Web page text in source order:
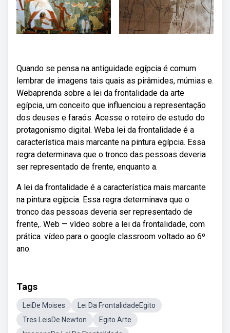
Quando se pensa na antiguidade egípcia é comum
lembrar de imagens tais quais as pirâmides, múmias e.
Webaprenda sobre a lei da frontalidade da arte
egípcia, um conceito que influenciou a representação
dos deuses e faraós. Acesse o roteiro de estudo do
protagonismo digital. Weba lei da frontalidade é a
característica mais marcante na pintura egípcia. Essa
regra determinava que o tronco das pessoas deveria
ser representado de frente, enquanto a.
A lei da frontalidade é a característica mais marcante
na pintura egípcia. Essa regra determinava que o
tronco das pessoas deveria ser representado de
frente,. Web — vìdeo sobre a lei da frontalidade, com
prática. vídeo para o google classroom voltado ao 6º
ano.
Tags
LeiDe Moises
Lei Da FrontalidadeEgito
Tres LeisDe Newton
Egito Arte